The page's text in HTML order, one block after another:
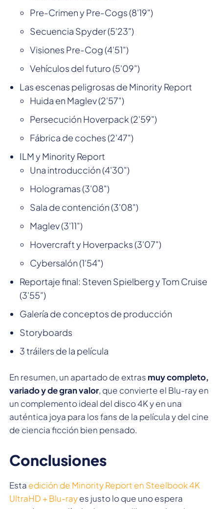
Pre-Crimen y Pre-Cogs (8'19")
Secuencia Spyder (5'23")
Visiones Pre-Cog (4'51")
Vehículos del futuro (5'09")
Las escenas peligrosas de Minority Report
Huida en Maglev (2'57")
Persecución Hoverpack (2'59")
Fábrica de coches (2'47")
ILM y Minority Report
Una introducción (4'30")
Hologramas (3'08")
Sala de contención (3'08")
Maglev (3'11")
Hovercraft y Hoverpacks (3'07")
Cybersalón (1'54")
Reportaje final: Steven Spielberg y Tom Cruise
(3'55")
Galería de conceptos de producción
Storyboards
3 tráilers de la película
En resumen, un apartado de extras muy completo,
variado y de gran valor, que convierte el Blu-ray en
un complemento ideal del disco 4K y en una
auténtica joya para los fans de la película y del cine
de ciencia ficción bien pensado.
Conclusiones
Esta edición de Minority Report en Steelbook 4K
UltraHD + Blu-rayes justo lo que uno espera